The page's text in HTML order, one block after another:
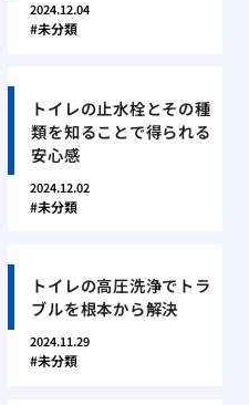
2024.12.04
未分類
トイレの止水栓とその種
類を知ることで得られる
安心感
2024.12.02
未分類
トイレの高圧洗浄でトラ
ブルを根本から解決
2024.11.29
未分類